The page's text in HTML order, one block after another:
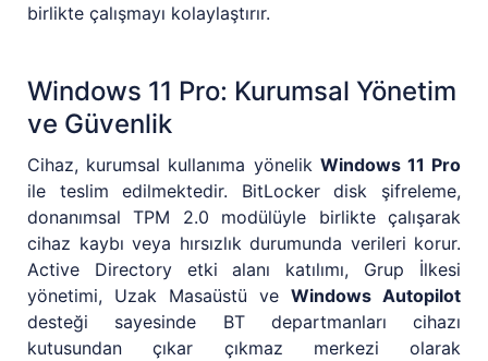
birlikte çalışmayı kolaylaştırır.
Windows 11 Pro: Kurumsal Yönetim
ve Güvenlik
Cihaz, kurumsal kullanıma yönelik Windows 11 Pro
ile teslim edilmektedir. BitLocker disk şifreleme,
donanımsal TPM 2.0 modülüyle birlikte çalışarak
cihaz kaybı veya hırsızlık durumunda verileri korur.
Active Directory etki alanı katılımı, Grup İlkesi
yönetimi, Uzak Masaüstü ve Windows Autopilot
desteği sayesinde BT departmanları cihazı
kutusundan çıkar çıkmaz merkezi olarak